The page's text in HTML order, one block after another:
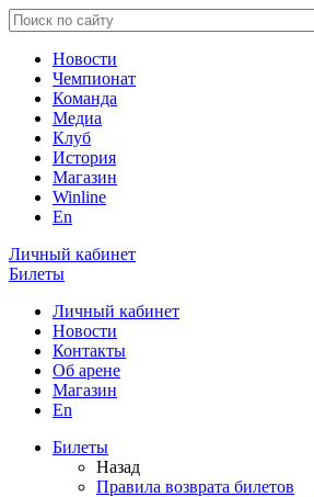
Новости
Чемпионат
Команда
Медиа
Клуб
История
Магазин
Winline
En
Личный кабинет
Билеты
Личный кабинет
Новости
Контакты
Об арене
Магазин
En
Билеты
Назад
Правила возврата билетов